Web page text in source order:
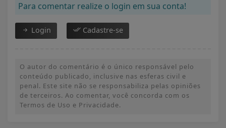
Para comentar realize o login em sua conta!
Login Cadastre-se
O autor do comentário é o único responsável pelo
conteúdo publicado, inclusive nas esferas civil e
penal. Este site não se responsabiliza pelas opiniões
de terceiros. Ao comentar, você concorda com os
Termos de Uso e Privacidade.